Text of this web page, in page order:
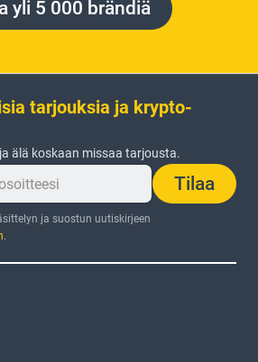
yli 5 000 brändiä
tarjouksia ja krypto-
älä koskaan missaa tarjousta.
Tilaa
ja suostun uutiskirjeen
.